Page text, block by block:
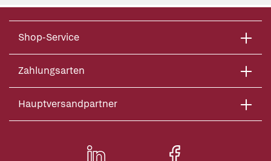
Shop-Service
Zahlungsarten
Hauptversandpartner